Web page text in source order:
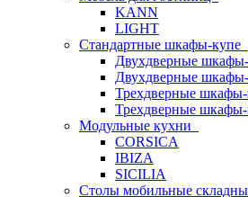
KANN
LIGHT
Стандартные шкафы-купе
Двухдверные
Двухдверные
Трехдверные
Трехдверные
Модульные кухни
CORSICA
IBIZA
SICILIA
Столы мобильные